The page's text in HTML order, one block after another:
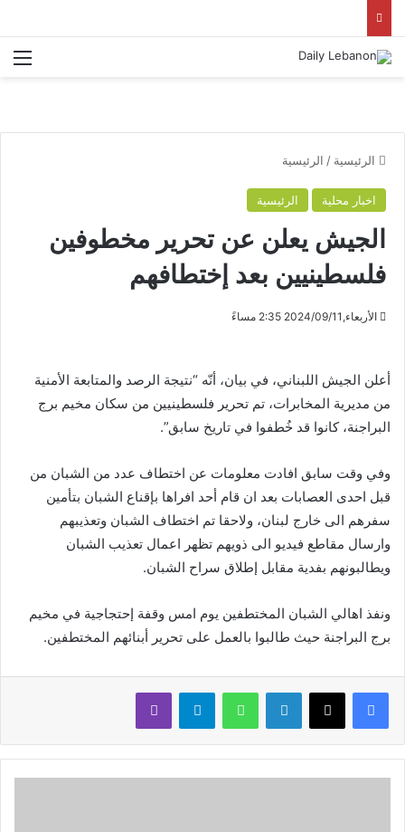
الرئيسية / الرئيسية
اخبار محلية الرئيسية
الجيش يعلن عن تحرير مخطوفين
فلسطينيين بعد إختطافهم
الأربعاء,2024/09/11 2:35 مساءً
أعلن الجيش اللبناني، في بيان، أنّه “نتيجة الرصد والمتابعة الأمنية
من مديرية المخابرات، تم تحرير فلسطينيين من سكان مخيم برج
البراجنة، كانوا قد خُطفوا في تاريخ سابق”.
وفي وقت سابق افادت معلومات عن اختطاف عدد من الشبان من
قبل احدى العصابات بعد ان قام أحد افراها بإقناع الشبان بتأمين
سفرهم الى خارج لبنان، ولاحقا تم اختطاف الشبان وتعذيبهم
وارسال مقاطع فيديو الى ذويهم تظهر اعمال تعذيب الشبان
ويطالبونهم بفدية مقابل إطلاق سراح الشبان.
ونفذ اهالي الشبان المختطفين يوم امس وقفة إحتجاجية في مخيم
برج البراجنة حيث طالبوا بالعمل على تحرير أبنائهم المختطفين.
لينكدإن واتساب تيلقرام ڤايبر